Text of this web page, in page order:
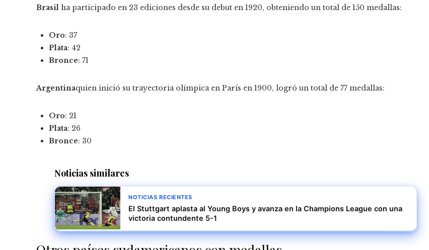
Brasil ha participado en 23 ediciones desde su debut en 1920, obteniendo un total de 150 medallas:
Oro: 37
Plata: 42
Bronce: 71
Argentinaquien inició su trayectoria olímpica en París en 1900, logró un total de 77 medallas:
Oro: 21
Plata: 26
Bronce: 30
Noticias similares
NOTICIAS RECIENTES
El Stuttgart aplasta al Young Boys y avanza en la Champions League con una
victoria contundente 5-1